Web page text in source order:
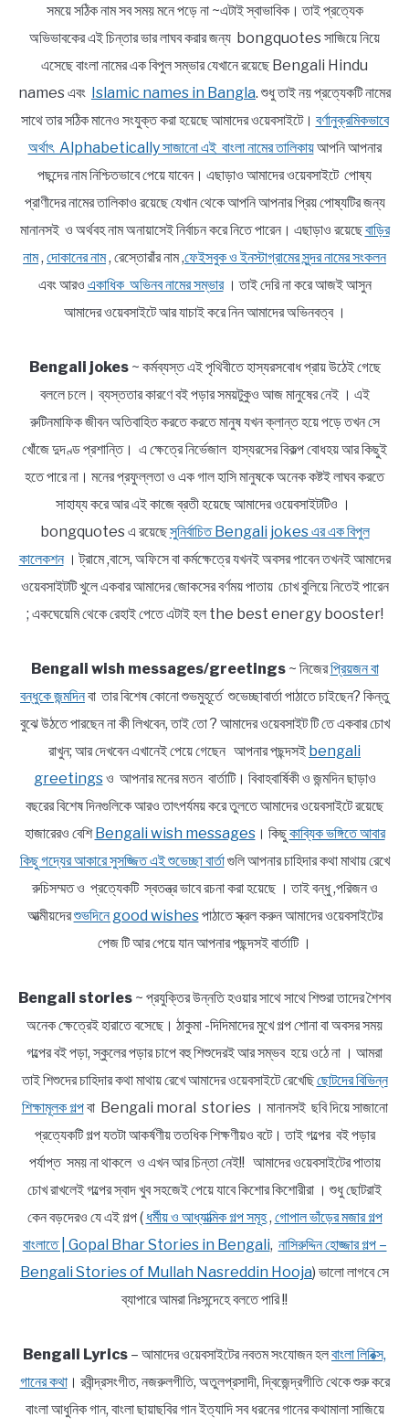
সময়ে সঠিক নাম সব সময় মনে পড়ে না ~এটাই স্বাভাবিক। তাই প্রত্যেক
অভিভাবকের এই চিন্তার ভার লাঘব করার জন্য bongquotes সাজিয়ে নিয়ে
এসেছে বাংলা নামের এক বিপুল সম্ভার যেখানে রয়েছে Bengali Hindu
names এবং Islamic names in Bangla. শুধু তাই নয় প্রত্যেকটি নামের
সাথে তার সঠিক মানেও সংযুক্ত করা হয়েছে আমাদের ওয়েবসাইটে। বর্ণানুক্রমিকভাবে
অর্থাৎ Alphabetically সাজানো এই বাংলা নামের তালিকায়আপনি আপনার
পছন্দের নাম নিশ্চিতভাবে পেয়ে যাবেন। এছাড়াও আমাদের ওয়েবসাইটে পোষ্য
প্রাণীদের নামের তালিকাও রয়েছে যেখান থেকে আপনি আপনার প্রিয় পোষ্যটির জন্য
মানানসই ও অর্থবহ নাম অনায়াসেই নির্বাচন করে নিতে পারেন। এছাড়াও রয়েছেবাড়ির
নাম, দোকানের নাম, রেস্তোরাঁর নাম ,ফেইসবুক ও ইনস্টাগ্রামের সুন্দর নামের সংকলন
এবং আরও একাধিক অভিনব নামের সম্ভার। তাই দেরি না করে আজই আসুন
আমাদের ওয়েবসাইটে আর যাচাই করে নিন আমাদের অভিনবত্ব ।
Bengali jokes~ কর্মব্যস্ত এই পৃথিবীতে হাস্যরসবোধ প্রায় উঠেই গেছে
বললে চলে। ব্যস্ততার কারণে বই পড়ার সময়টুকুও আজ মানুষের নেই । এই
রুটিনমাফিক জীবন অতিবাহিত করতে করতে মানুষ যখন ক্লান্ত হয়ে পড়ে তখন সে
খোঁজে দুদণ্ড প্রশান্তি। এ ক্ষেত্রে নির্ভেজাল হাস্যরসের বিকল্প বোধহয় আর কিছুই
হতে পারে না। মনের প্রফুল্লতা ও এক গাল হাসি মানুষকে অনেক কষ্টই লাঘব করতে
সাহায্য করে আর এই কাজে ব্রতী হয়েছে আমাদের ওয়েবসাইটটিও ।
bongquotes এ রয়েছেসুনির্বাচিত Bengali jokes এর এক বিপুল
কালেকশন। ট্রামে ,বাসে, অফিসে বা কর্মক্ষেত্রে যখনই অবসর পাবেন তখনই আমাদের
ওয়েবসাইটটি খুলে একবার আমাদের জোকসের বর্ণময় পাতায় চোখ বুলিয়ে নিতেই পারেন
; একঘেয়েমি থেকে রেহাই পেতে এটাই হল the best energy booster!
Bengali wish messages/greetings~ নিজেরপ্রিয়জন বা
বন্ধুকে জন্মদিনবা তার বিশেষ কোনো শুভমুহূর্তে শুভেচ্ছাবার্তা পাঠাতে চাইছেন? কিন্তু
বুঝে উঠতে পারছেন না কী লিখবেন, তাই তো ? আমাদের ওয়েবসাইট টি তে একবার চোখ
রাখুন; আর দেখবেন এখানেই পেয়ে গেছেন আপনার পছন্দসই bengali
greetingsও আপনার মনের মতন বার্তাটি। বিবাহবার্ষিকী ও জন্মদিন ছাড়াও
বছরের বিশেষ দিনগুলিকে আরও তাৎপর্যময় করে তুলতে আমাদের ওয়েবসাইটে রয়েছে
হাজারেরও বেশিBengali wish messages। কিছুকাব্যিক ভঙ্গিতে আবার
কিছু গদ্যের আকারে সুসজ্জিত এই শুভেচ্ছা বার্তাগুলি আপনার চাহিদার কথা মাথায় রেখে
রুচিসম্মত ও প্রত্যেকটি স্বতন্ত্র ভাবে রচনা করা হয়েছে । তাই বন্ধু ,পরিজন ও
আত্মীয়দেরশুভদিনে good wishesপাঠাতে স্ক্রল করুন আমাদের ওয়েবসাইটের
পেজ টি আর পেয়ে যান আপনার পছন্দসই বার্তাটি ।
Bengali stories ~ প্রযুক্তির উন্নতি হওয়ার সাথে সাথে শিশুরা তাদের শৈশব
অনেক ক্ষেত্রেই হারাতে বসেছে। ঠাকুমা -দিদিমাদের মুখে গল্প শোনা বা অবসর সময়
গল্পের বই পড়া, স্কুলের পড়ার চাপে বহু শিশুদেরই আর সম্ভব হয়ে ওঠে না । আমরা
তাই শিশুদের চাহিদার কথা মাথায় রেখে আমাদের ওয়েবসাইটে রেখেছিছোটদের বিভিন্ন
শিক্ষামূলক গল্পবা Bengali moral stories । মানানসই ছবি দিয়ে সাজানো
প্রত্যেকটি গল্প যতটা আকর্ষণীয় ততধিক শিক্ষণীয়ও বটে। তাই গল্পের বই পড়ার
পর্যাপ্ত সময় না থাকলে ও এখন আর চিন্তা নেই!! আমাদের ওয়েবসাইটের পাতায়
চোখ রাখলেই গল্পের স্বাদ খুব সহজেই পেয়ে যাবে কিশোর কিশোরীরা । শুধু ছোটরাই
কেন বড়দেরও যে এই গল্প ( ধর্মীয় ও আধ্যাত্মিক গল্প সমূহ, গোপাল ভাঁড়ের মজার গল্প
বাংলাতে | Gopal Bhar Stories in Bengali, নাসিরুদ্দিন হোজ্জার গল্প –
Bengali Stories of Mullah Nasreddin Hooja) ভালো লাগবে সে
ব্যাপারে আমরা নিঃসন্দেহে বলতে পারি !!
Bengali Lyrics – আমাদের ওয়েবসাইটের নবতম সংযোজন হলবাংলা লিরিক্স,
গানের কথা। রবীন্দ্রসংগীত, নজরুলগীতি, অতুলপ্রসাদী, দ্বিজেন্দ্রগীতি থেকে শুরু করে
বাংলা আধুনিক গান, বাংলা ছায়াছবির গান ইত্যাদি সব ধরনের গানের কথামালা সাজিয়ে